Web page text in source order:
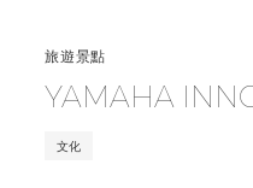
旅遊景點
YAMAHA
文化